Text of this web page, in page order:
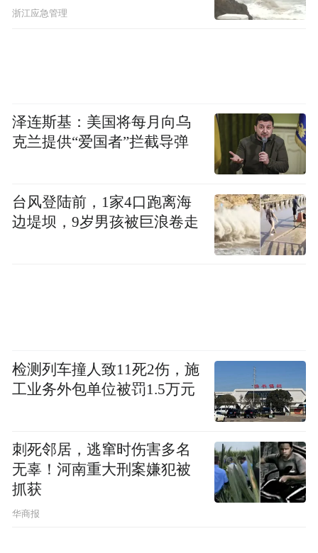
浙江应急管理
泽连斯基：美国将每月向乌
克兰提供“爱国者”拦截导弹
台风登陆前，1家4口跑离海
边堤坝，9岁男孩被巨浪卷走
检测列车撞人致11死2伤，施
工业务外包单位被罚1.5万元
刺死邻居，逃窜时伤害多名
无辜！河南重大刑案嫌犯被
抓获
华商报